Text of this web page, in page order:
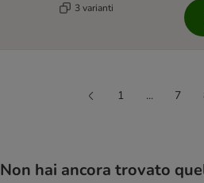
3 varianti
1 ... 7
Non hai ancora trovato